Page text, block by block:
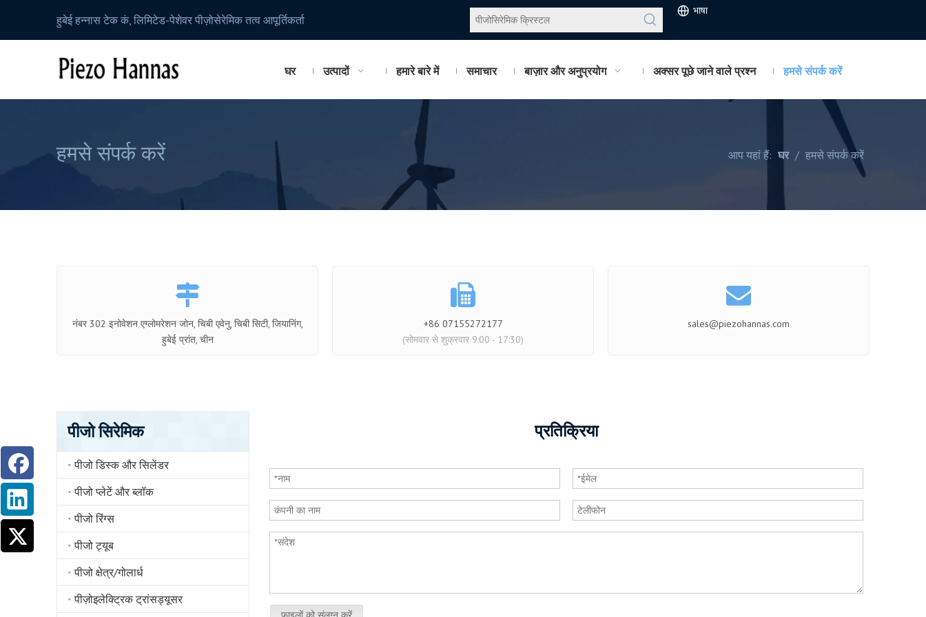
हुबेई हन्नास टेक कं, लिमिटेड-पेशेवर पीज़ोसेरेमिक तत्व आपूर्तिकर्ता
भाषा
घर उत्पादों हमारे बारे में समाचार बाज़ार और अनुप्रयोग अक्सर पूछे जाने वाले प्रश्न हमसे संपर्क करें
हमसे संपर्क करें आप यहां हैं: घर / हमसे संपर्क करें

नंबर 302 इनोवेशन एग्लोमरेशन जोन, चिबी एवेनु, चिबी सिटी, जियानिंग,
हुबेई प्रांत, चीन

+86 07155272177
(सोमवार से शुक्रवार 9:00 - 17:30)

sales@piezohannas.com
पीजो सिरेमिक
पीजो डिस्क और सिलेंडर
पीजो प्लेटें और ब्लॉक
पीजो रिंग्स
पीजो ट्यूब
पीजो क्षेत्र/गोलार्ध
पीज़ोइलेक्ट्रिक ट्रांसड्यूसर
प्रतिक्रिया